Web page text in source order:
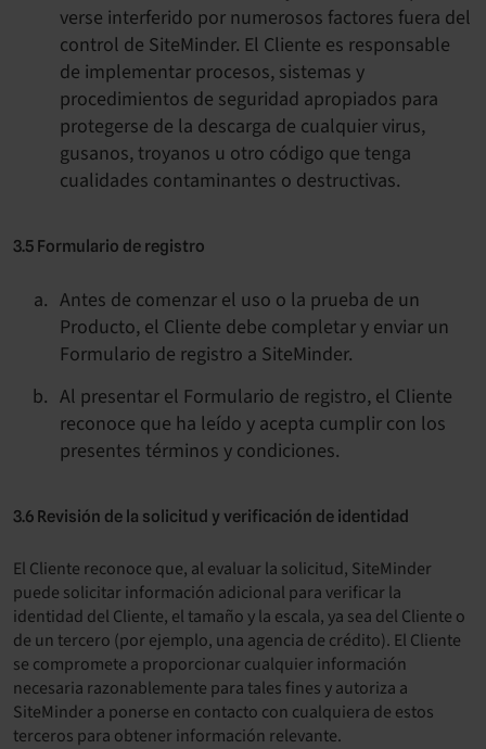
verse interferido por numerosos factores fuera del
control de SiteMinder. El Cliente es responsable
de implementar procesos, sistemas y
procedimientos de seguridad apropiados para
protegerse de la descarga de cualquier virus,
gusanos, troyanos u otro código que tenga
cualidades contaminantes o destructivas.
3.5 Formulario de registro
Antes de comenzar el uso o la prueba de un
Producto, el Cliente debe completar y enviar un
Formulario de registro a SiteMinder.
Al presentar el Formulario de registro, el Cliente
reconoce que ha leído y acepta cumplir con los
presentes términos y condiciones.
3.6 Revisión de la solicitud y verificación de identidad
El Cliente reconoce que, al evaluar la solicitud, SiteMinder
puede solicitar información adicional para verificar la
identidad del Cliente, el tamaño y la escala, ya sea del Cliente o
de un tercero (por ejemplo, una agencia de crédito). El Cliente
se compromete a proporcionar cualquier información
necesaria razonablemente para tales fines y autoriza a
SiteMinder a ponerse en contacto con cualquiera de estos
terceros para obtener información relevante.